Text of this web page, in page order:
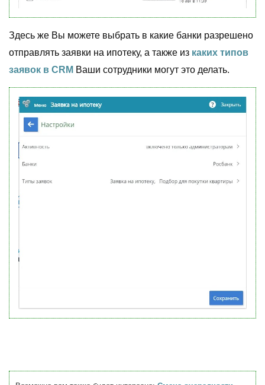
Здесь же Вы можете выбрать в какие банки разрешено
отправлять заявки на ипотеку, а также из каких типов
заявок в CRM Ваши сотрудники могут это делать.